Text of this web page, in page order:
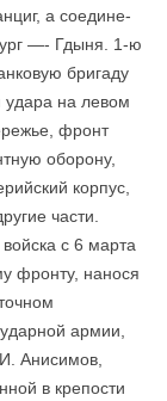
а соедине­
—- Гдыня. 1-ю
бригаду
удара на левом
фронт
оборону,
корпус,
части.
с 6 марта
фронту, нанося
армии,
Анисимов,
в крепости